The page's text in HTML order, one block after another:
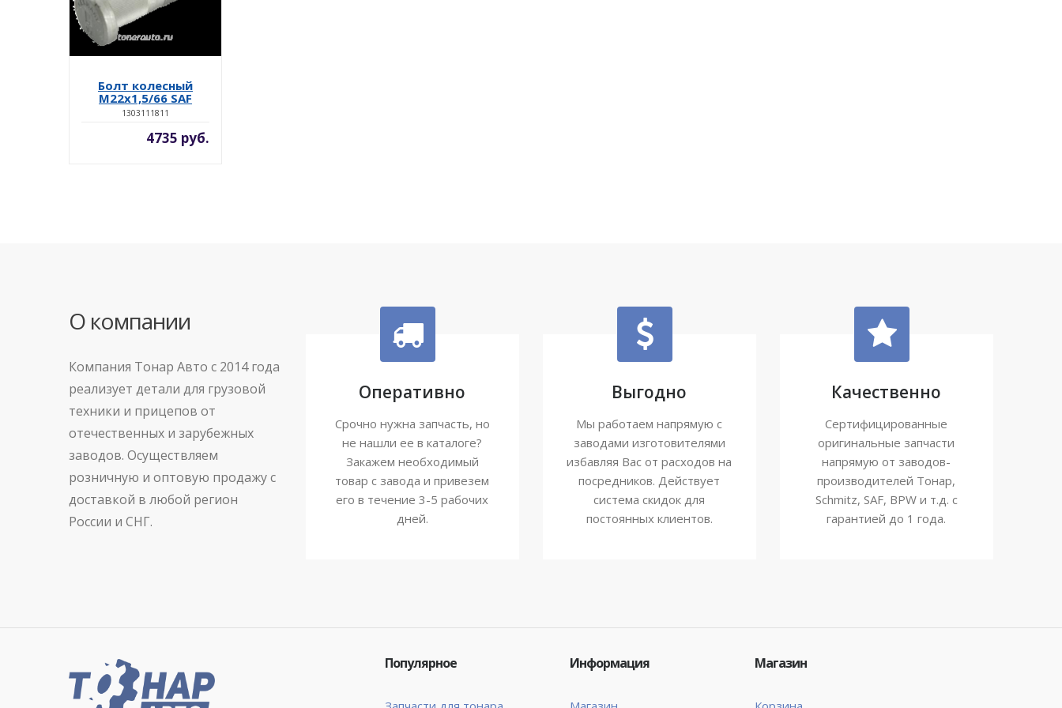
Болт колесный
М22x1,5/66 SAF
1303111811
4735 руб.
О компании
Компания Тонар Авто с 2014 года
реализует детали для грузовой
техники и прицепов от
отечественных и зарубежных
заводов. Осуществляем
розничную и оптовую продажу с
доставкой в любой регион
России и СНГ.
Оперативно
Срочно нужна запчасть, но
не нашли ее в каталоге?
Закажем необходимый
товар с завода и привезем
его в течение 3-5 рабочих
дней.
Выгодно
Мы работаем напрямую с
заводами изготовителями
избавляя Вас от расходов на
посредников. Действует
система скидок для
постоянных клиентов.
Качественно
Сертифицированные
оригинальные запчасти
напрямую от заводов-
производителей Тонар,
Schmitz, SAF, BPW и т.д. с
гарантией до 1 года.
Популярное Информация Магазин